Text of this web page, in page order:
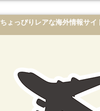
ちょっぴりレアな海外情報サ